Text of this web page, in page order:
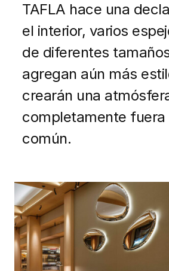
TAFLA hace una
el interior, varios
de diferentes
agregan aún más
crearán una
completamente fuera
común.